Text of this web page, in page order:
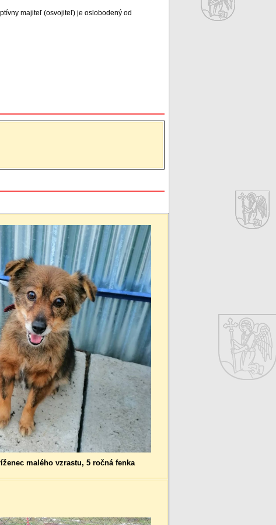
majiteľ (osvojiteľ) je oslobodený od
malého vzrastu, 5 ročná fenka